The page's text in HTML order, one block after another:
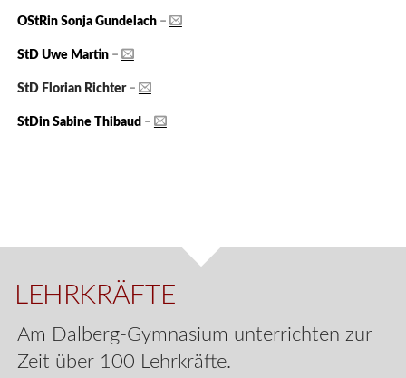
OStRin Sonja Gundelach –
StD Uwe Martin –
StD Florian Richter –
StDin Sabine Thibaud –
LEHRKRÄFTE
Am Dalberg-Gymnasium unterrichten zur
Zeit über 100 Lehrkräfte.